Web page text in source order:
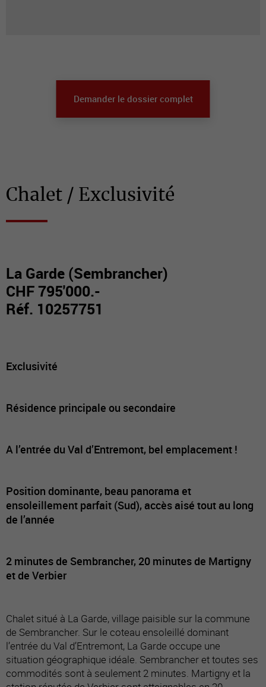
Chalet / Exclusivité
La Garde (Sembrancher)
CHF 795'000.-
Réf. 10257751
Exclusivité
Résidence principale ou secondaire
A l’entrée du Val d’Entremont, bel emplacement !
Position dominante, beau panorama et
ensoleillement parfait (Sud), accès aisé tout au long
de l’année
2 minutes de Sembrancher, 20 minutes de Martigny
et de Verbier
Chalet situé à La Garde, village paisible sur la commune
de Sembrancher. Sur le coteau ensoleillé dominant
l’entrée du Val d’Entremont, La Garde occupe une
situation géographique idéale. Sembrancher et toutes ses
commodités sont à seulement 2 minutes. Martigny et la
Demander le dossier complet